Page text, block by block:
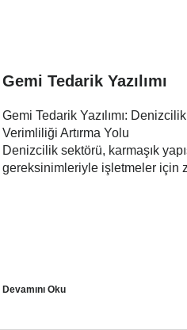
Gemi Tedarik Yazılımı
Gemi Tedarik Yazılımı:
Verimliliği Artırma Yolu
Denizcilik sektörü, karmaşık
gereksinimleriyle işletmeler için
Devamını Oku